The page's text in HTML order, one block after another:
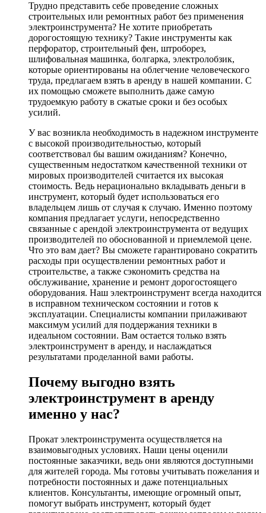
Трудно представить себе проведение сложных
строительных или ремонтных работ без применения
электроинструмента? Не хотите приобретать
дорогостоящую технику? Такие инструменты как
перфоратор, строительный фен, штроборез,
шлифовальная машинка, болгарка, электролобзик,
которые ориентированы на облегчение человеческого
труда, предлагаем взять в аренду в нашей компании. С
их помощью сможете выполнить даже самую
трудоемкую работу в сжатые сроки и без особых
усилий.
У вас возникла необходимость в надежном инструменте
с высокой производительностью, который
соответствовал бы вашим ожиданиям? Конечно,
существенным недостатком качественной техники от
мировых производителей считается их высокая
стоимость. Ведь нерационально вкладывать деньги в
инструмент, который будет использоваться его
владельцем лишь от случая к случаю. Именно поэтому
компания предлагает услуги, непосредственно
связанные с арендой электроинструмента от ведущих
производителей по обоснованной и приемлемой цене.
Что это вам дает? Вы сможете гарантировано сократить
расходы при осуществлении ремонтных работ и
строительстве, а также сэкономить средства на
обслуживание, хранение и ремонт дорогостоящего
оборудования. Наш электроинструмент всегда находится
в исправном техническом состоянии и готов к
эксплуатации. Специалисты компании прилаживают
максимум усилий для поддержания техники в
идеальном состоянии. Вам остается только взять
электроинструмент в аренду, и наслаждаться
результатами проделанной вами работы.
Почему выгодно взять
электроинструмент в аренду
именно у нас?
Прокат электроинструмента осуществляется на
взаимовыгодных условиях. Наши цены оценили
постоянные заказчики, ведь они являются доступными
для жителей города. Мы готовы учитывать пожелания и
потребности постоянных и даже потенциальных
клиентов. Консультанты, имеющие огромный опыт,
помогут выбрать инструмент, который будет